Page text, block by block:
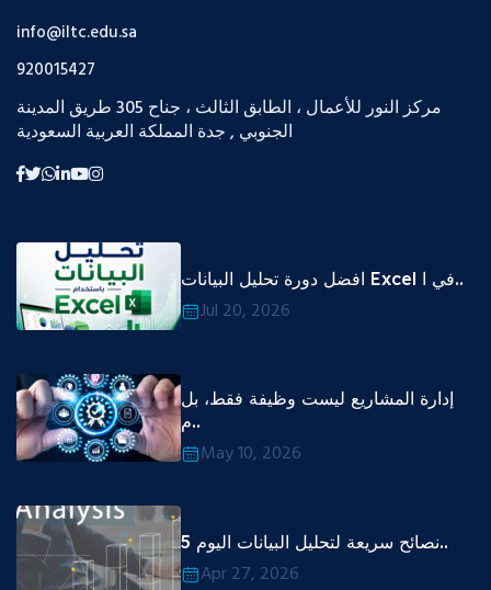
info@iltc.edu.sa
920015427
مركز النور للأعمال ، الطابق الثالث ، جناح 305 طريق المدينة
الجنوبي , جدة المملكة العربية السعودية
افضل دورة تحليل البيانات Excel في ا..
Jul 20, 2026
إدارة المشاريع ليست وظيفة فقط، بل
م..
May 10, 2026
5 نصائح سريعة لتحليل البيانات اليوم..
Apr 27, 2026